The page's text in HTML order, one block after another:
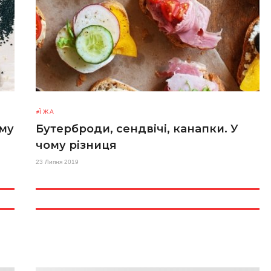
ЇЖА
Бутерброди, сендвічі, канапки. У
чому різниця
23 Липня 2019